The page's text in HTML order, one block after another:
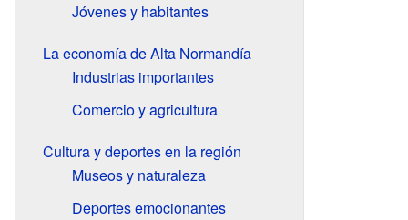
Jóvenes y habitantes
La economía de Alta Normandía
Industrias importantes
Comercio y agricultura
Cultura y deportes en la región
Museos y naturaleza
Deportes emocionantes